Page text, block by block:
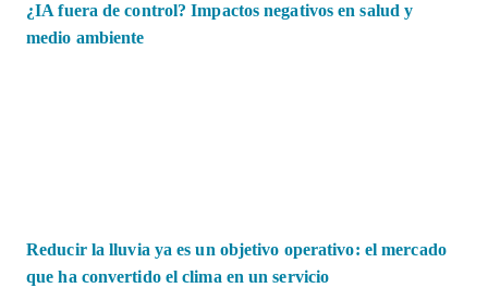
¿IA fuera de control? Impactos negativos en salud y
medio ambiente
Reducir la lluvia ya es un objetivo operativo: el mercado
que ha convertido el clima en un servicio